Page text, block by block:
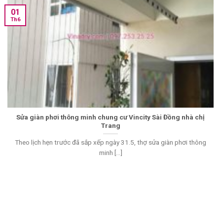
Sửa giàn phơi thông minh chung cư Vincity Sài Đồng nhà chị
Trang
Theo lịch hẹn trước đã sắp xếp ngày 31.5, thợ sửa giàn phơi thông
minh [...]
01
Th6